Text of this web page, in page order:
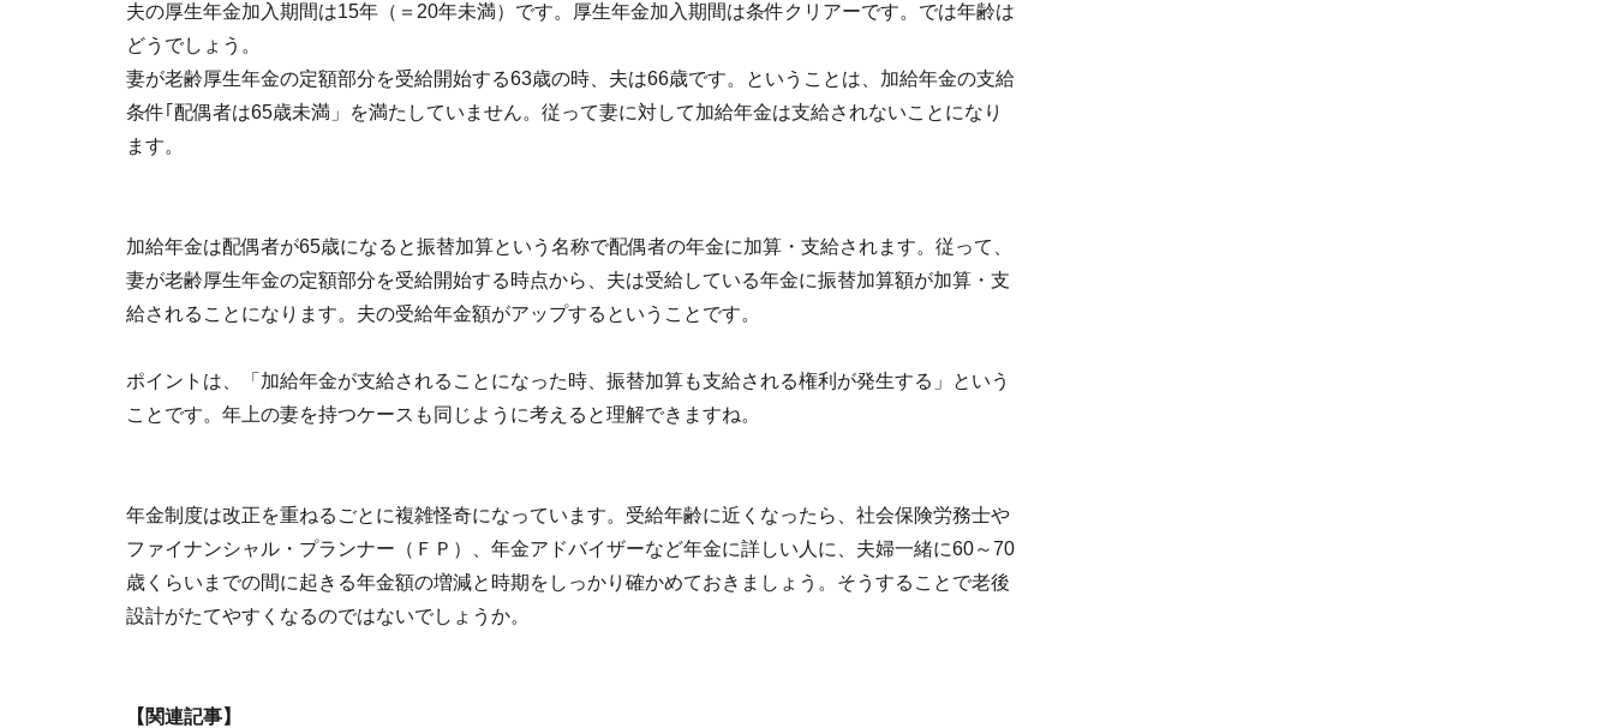
夫の厚生年金加入期間は15年（＝20年未満）です。厚生年金加入期間は条件クリアーです。では年齢は
どうでしょう。
妻が老齢厚生年金の定額部分を受給開始する63歳の時、夫は66歳です。ということは、加給年金の支給
条件｢配偶者は65歳未満」を満たしていません。従って妻に対して加給年金は支給されないことになり
ます。
加給年金は配偶者が65歳になると振替加算という名称で配偶者の年金に加算・支給されます。従って、
妻が老齢厚生年金の定額部分を受給開始する時点から、夫は受給している年金に振替加算額が加算・支
給されることになります。夫の受給年金額がアップするということです。
ポイントは、「加給年金が支給されることになった時、振替加算も支給される権利が発生する」という
ことです。年上の妻を持つケースも同じように考えると理解できますね。
年金制度は改正を重ねるごとに複雑怪奇になっています。受給年齢に近くなったら、社会保険労務士や
ファイナンシャル・プランナー（ＦＰ）、年金アドバイザーなど年金に詳しい人に、夫婦一緒に60～70
歳くらいまでの間に起きる年金額の増減と時期をしっかり確かめておきましょう。そうすることで老後
設計がたてやすくなるのではないでしょうか。
【関連記事】